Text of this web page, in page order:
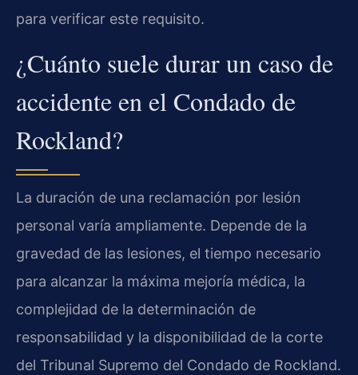
para verificar este requisito.
¿Cuánto suele durar un caso de
accidente en el Condado de
Rockland?
La duración de una reclamación por lesión
personal varía ampliamente. Depende de la
gravedad de las lesiones, el tiempo necesario
para alcanzar la máxima mejoría médica, la
complejidad de la determinación de
responsabilidad y la disponibilidad de la corte
del Tribunal Supremo del Condado de Rockland.